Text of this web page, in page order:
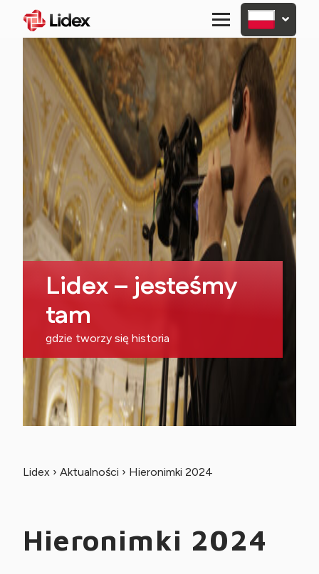
Primary
Menu
Lidex – jesteśmy
tam
gdzie tworzy się historia
Lidex › Aktualności › Hieronimki 2024
Hieronimki 2024